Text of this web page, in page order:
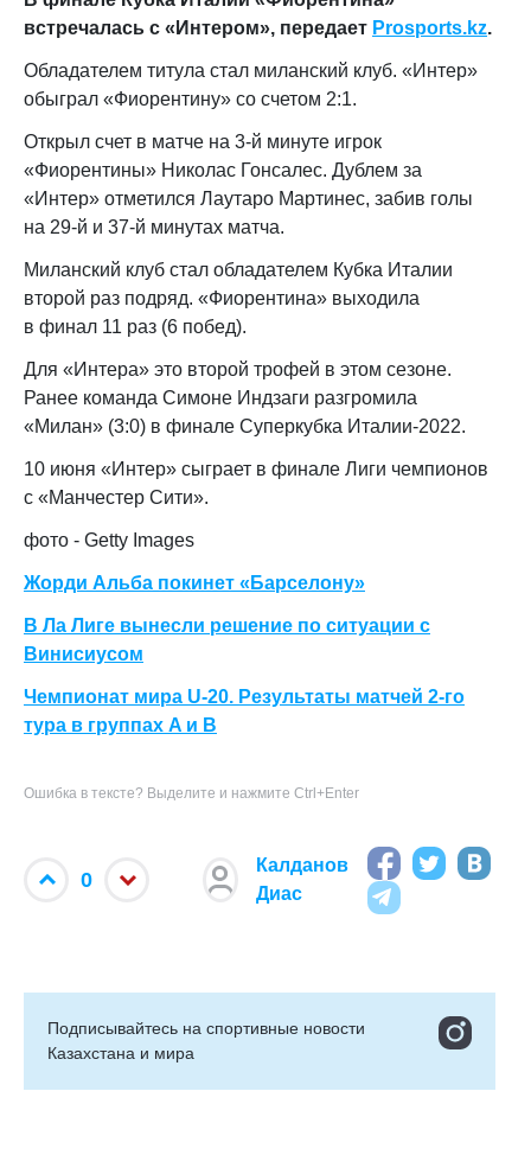
встречалась с «Интером», передает Prosports.kz.
Обладателем титула стал миланский клуб. «Интер»
обыграл «Фиорентину» со счетом 2:1.
Открыл счет в матче на 3-й минуте игрок
«Фиорентины» Николас Гонсалес. Дублем за
«Интер» отметился Лаутаро Мартинес, забив голы
на 29-й и 37-й минутах матча.
Миланский клуб стал обладателем Кубка Италии
второй раз подряд. «Фиорентина» выходила
в финал 11 раз (6 побед).
Для «Интера» это второй трофей в этом сезоне.
Ранее команда Симоне Индзаги разгромила
«Милан» (3:0) в финале Суперкубка Италии-2022.
10 июня «Интер» сыграет в финале Лиги чемпионов
с «Манчестер Сити».
фото - Getty Images
Жорди Альба покинет «Барселону»
В Ла Лиге вынесли решение по ситуации с
Винисиусом
Чемпионат мира U-20. Результаты матчей 2-го
тура в группах A и B
Ошибка в тексте? Выделите и нажмите Ctrl+Enter
0
Калданов
Диас
Подписывайтесь на cпортивные новости
Казахстана и мира